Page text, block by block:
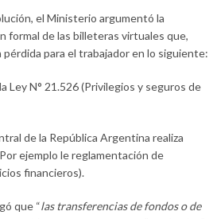
el Ministerio argumentó la
formal de las billeteras virtuales que,
pérdida para el trabajador en lo siguiente:
Ley N° 21.526 (Privilegios y seguros de
de la República Argentina realiza
ejemplo le reglamentación de
financieros).
que “las transferencias de fondos o de